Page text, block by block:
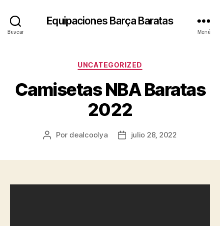
Buscar
Equipaciones Barça Baratas
Menú
Categorías
UNCATEGORIZED
Camisetas NBA Baratas
2022
Autor
Por dealcoolya
Fechajulio 28, 2022